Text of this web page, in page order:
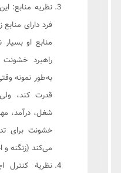
نظریه منابع:
فرد دارای
منابع او بسیار
راهبرد خشونت
به‌طور نمونه
قدرت کند،
شغل، درآمد،
خشونت برای
می‌کند (زنگنه و احمدی،
نظریة کنترل